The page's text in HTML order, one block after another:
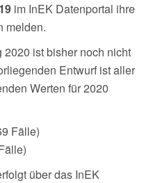
im InEK Datenportal ihre
melden.
ist bisher noch nicht
Entwurf ist aller
Werten für 2020
Fälle)
über das InEK